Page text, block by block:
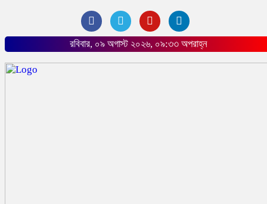
রবিবার, ০৯ অগাস্ট ২০২৬, ০৯:৩৩ অপরাহ্ন